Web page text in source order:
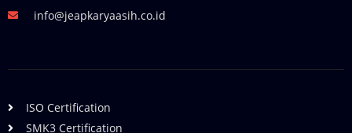
info@jeapkaryaasih.co.id
ISO Certification
SMK3 Certification